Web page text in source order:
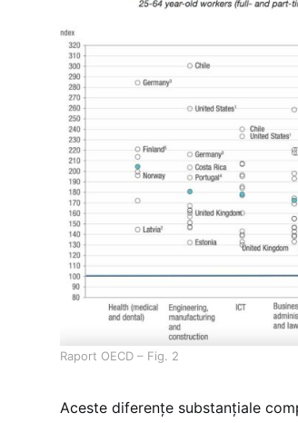
Raport OECD – Fig. 2
Aceste diferențe substanțiale